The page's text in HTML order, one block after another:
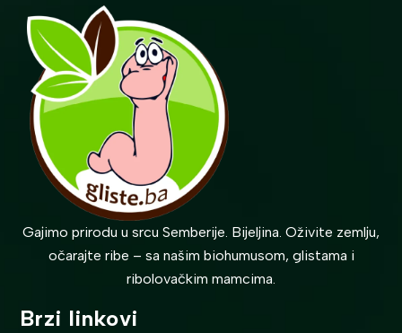
Gajimo prirodu u srcu Semberije. Bijeljina. Oživite zemlju,
očarajte ribe – sa našim biohumusom, glistama i
ribolovačkim mamcima.
Brzi linkovi